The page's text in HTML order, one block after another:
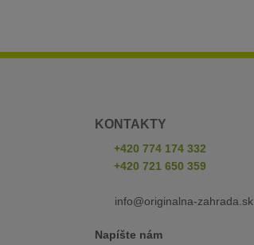
KONTAKTY
+420 774 174 332
+420 721 650 359
info@originalna-zahrada.sk
Napíšte nám